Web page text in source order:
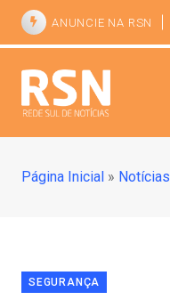
ANUNCIE NA RSN
Página Inicial » Notícias
SEGURANÇA